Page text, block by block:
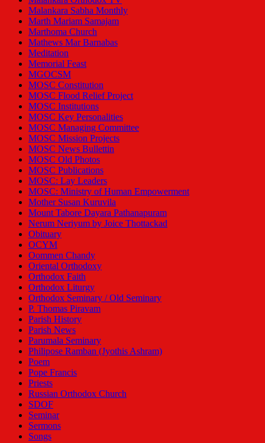
Malankara Sabha Monthly
Marth Mariam Samajam
Marthoma Church
Mathews Mar Barnabas
Meditation
Memorial Feast
MGOCSM
MOSC Constitution
MOSC Flood Relief Project
MOSC Institutions
MOSC Key Personalities
MOSC Managing Committee
MOSC Mission Projects
MOSC News Bullettin
MOSC Old Photos
MOSC Publications
MOSC: Lay Leaders
MOSC: Ministry of Human Empowerment
Mother Susan Kuruvila
Mount Tabore Dayara Pathanapuram
Nerum Neriyum by Joice Thottackad
Obituary
OCYM
Oommen Chandy
Oriental Orthodoxy
Orthodox Faith
Orthodox Liturgy
Orthodox Seminary / Old Seminary
P. Thomas Piravam
Parish History
Parish News
Parumala Seminary
Philipose Ramban (Jyothis Ashram)
Poem
Pope Francis
Priests
Russian Orthodox Church
SDOF
Seminar
Sermons
Songs